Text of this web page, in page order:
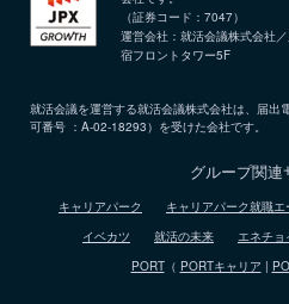
（証券コード：7047）
運営会社：就活会議株式会社
宿フロントタワー5F
就活会議を運営する就活会議株式会社は、届出
可番号 ：A-02-18293）を受けた会社です。